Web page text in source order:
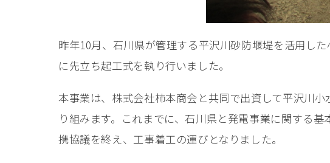
昨年10月、石川県が管理する平沢川砂防堰堤を活用し
に先立ち起工式を執り行いました。
本事業は、株式会社柿本商会と共同で出資して平沢川
り組みます。これまでに、石川県と発電事業に関する
携協議を終え、工事着工の運びとなりました。